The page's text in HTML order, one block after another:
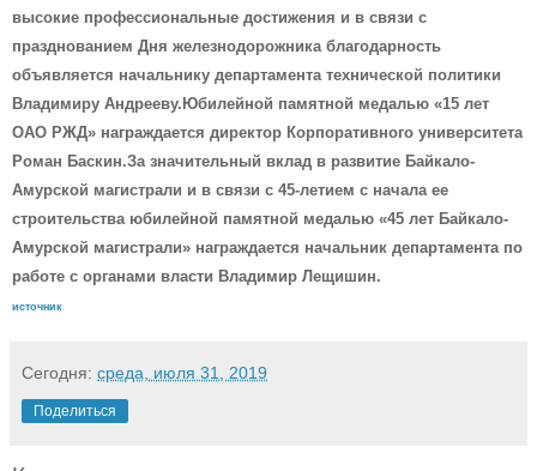
высокие профессиональные достижения и в связи с
празднованием Дня железнодорожника благодарность
объявляется начальнику департамента технической политики
Владимиру Андрееву.Юбилейной памятной медалью «15 лет
ОАО РЖД» награждается директор Корпоративного университета
Роман Баскин.За значительный вклад в развитие Байкало-
Амурской магистрали и в связи с 45-летием с начала ее
строительства юбилейной памятной медалью «45 лет Байкало-
Амурской магистрали» награждается начальник департамента по
работе с органами власти Владимир Лещишин.
источник
Сегодня: среда, июля 31, 2019
Поделиться